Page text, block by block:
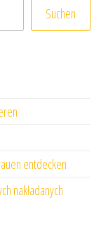
Suchen
entdecken
nakładanych